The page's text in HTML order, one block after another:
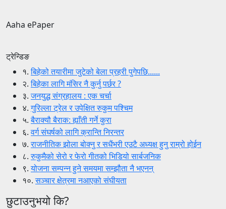
Aaha ePaper
ट्रेन्डिङ
१.बिहेको तयारीमा जुटेको बेला प्रहरी पुगेपछि......
२.बिहेका लागि मंसिर नै कुर्नु पर्छर ?
३.जनयुद्ध संग्रहालय : एक चर्चा
४.गुरिल्ला ट्रेल र उपेक्षित रुकुम पश्चिम
५.बैराक्यौ बैराक: ह्याँती गर्ने कुरा
६.वर्ग संघर्षको लागि क्रान्ति निरन्तर
७.राजनीतिक झोला बोक्नु र सधैंभरी एउटै अध्यक्ष हुनु राम्रो होईन
८.रुकुमैको सेरो र फेरो गीतको भिडियो सार्बजनिक
९.योजना सम्पन्न हुने समयमा सम्झौता नै भएनन्
१०.सञ्चार क्षेत्रमा नआएको संघीयता
छुटाउनुभयो कि?